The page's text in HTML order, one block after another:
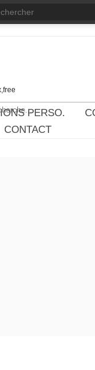
PERSO.
CONTACT